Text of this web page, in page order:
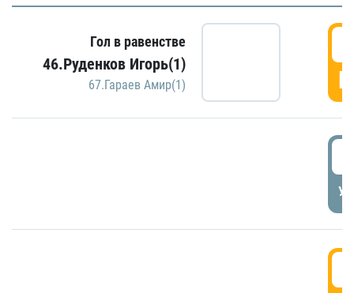
Гол в равенстве
46.Руденков Игорь(1)
67.Гараев Амир(1)